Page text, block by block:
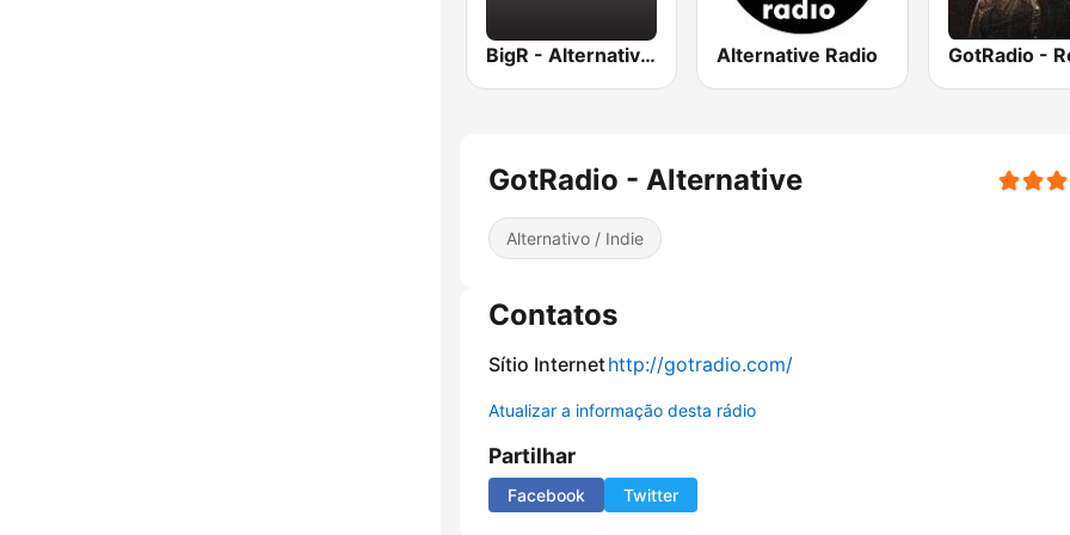
BigR - Alternative Rock Alternative Radio GotRadio -
GotRadio - Alternative
Alternativo / Indie
Contatos
Sítio Internethttp://gotradio.com/
Atualizar a informação desta rádio
Partilhar
Facebook Twitter